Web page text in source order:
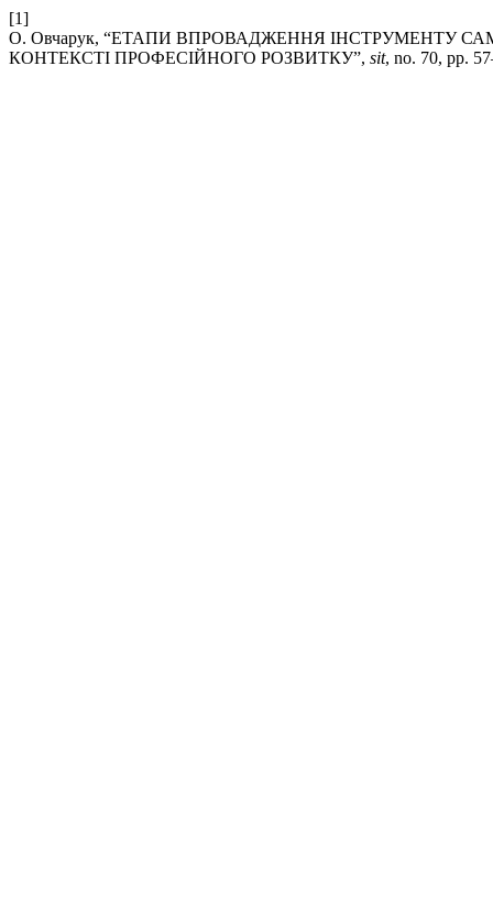
[1]
О. Овчарук, “ЕТАПИ ВПРОВАДЖЕННЯ ІНСТРУМЕНТУ
КОНТЕКСТІ ПРОФЕСІЙНОГО РОЗВИТКУ”, sit, no. 70, pp.